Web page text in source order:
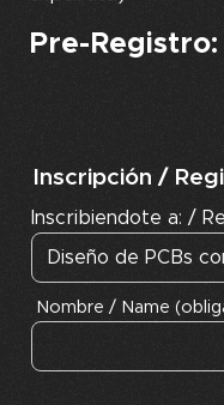
Pre-Registro:
Inscripción /
Inscribiendote a: /
Nombre / Name